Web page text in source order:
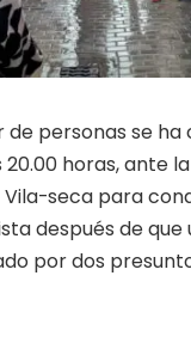
de personas se
20.00 horas, ante
Vila-seca para
después de
por dos